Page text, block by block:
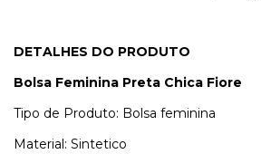
DETALHES DO PRODUTO
Bolsa Feminina Preta Chica Fiore
Tipo de Produto: Bolsa feminina
Material: Sintetico